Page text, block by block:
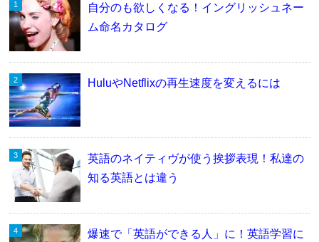
自分のも欲しくなる！イングリッシュネー
ム命名カタログ
HuluやNetflixの再生速度を変えるには
英語のネイティヴが使う挨拶表現！私達の
知る英語とは違う
爆速で「英語ができる人」に！英語学習に